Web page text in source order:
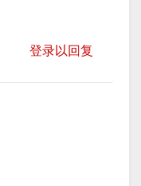
登录以回复